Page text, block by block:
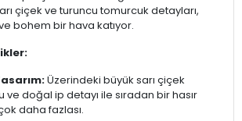
çiçek ve turuncu tomurcuk detayları,
bohem bir hava katıyor.
Üzerindeki büyük sarı çiçek
ve doğal ip detayı ile sıradan bir hasır
daha fazlası.